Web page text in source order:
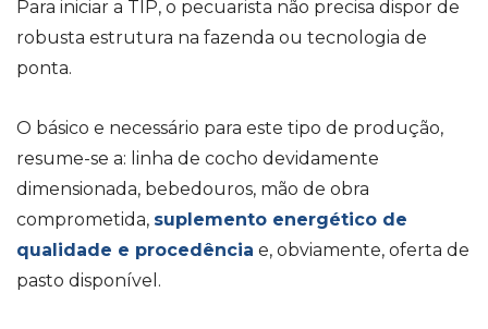
Para iniciar a TIP, o pecuarista não precisa dispor de
robusta estrutura na fazenda ou tecnologia de
ponta.
O básico e necessário para este tipo de produção,
resume-se a: linha de cocho devidamente
dimensionada, bebedouros, mão de obra
comprometida, suplemento energético de
qualidade e procedência e, obviamente, oferta de
pasto disponível.